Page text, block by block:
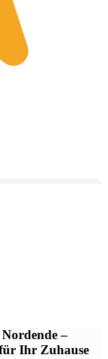
–
Ihr Zuhause